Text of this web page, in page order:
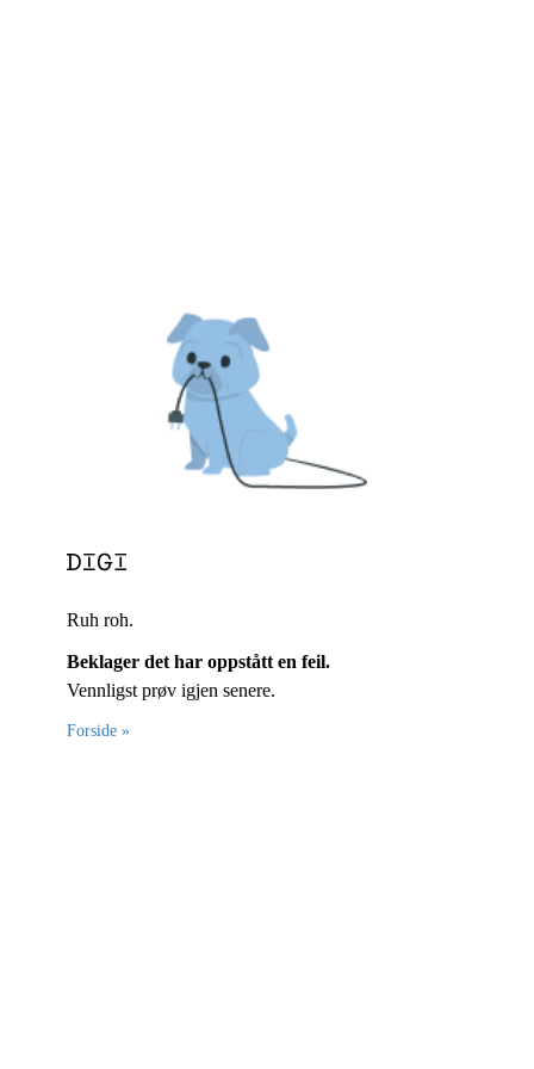
Ruh roh.
Beklager det har oppstått en feil.
Vennligst prøv igjen senere.
Forside »